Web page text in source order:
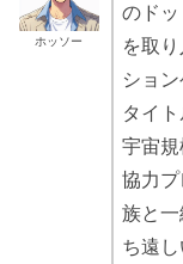
ホッソー
のド
を取
ショ
タイ
宇宙規
協力
族と
ち遠し